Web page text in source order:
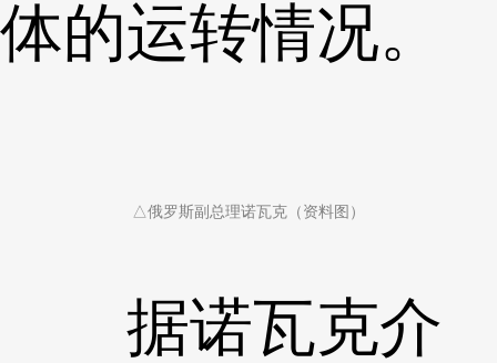
体的运转情况。
△俄罗斯副总理诺瓦克（资料图）
据诺瓦克介